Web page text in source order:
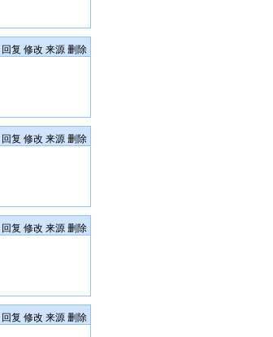
回复 修改 来源 删除
回复 修改 来源 删除
回复 修改 来源 删除
回复 修改 来源 删除